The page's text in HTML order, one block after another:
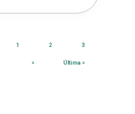
1 2 3
» Última »